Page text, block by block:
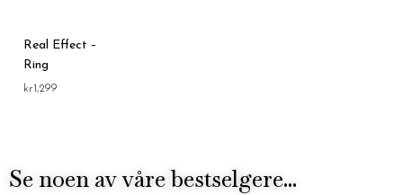
Real Effect –
Ring
kr1,299
Se noen av våre bestselgere...